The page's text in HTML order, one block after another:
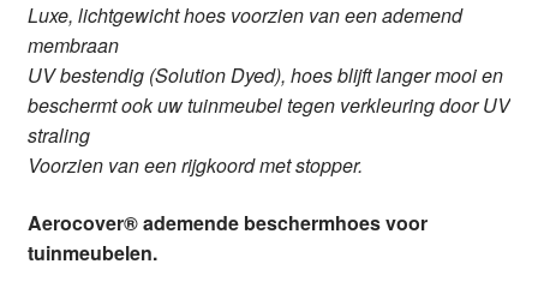
Luxe, lichtgewicht hoes voorzien van een ademend
membraan
UV bestendig (Solution Dyed), hoes blijft langer mooi en
beschermt ook uw tuinmeubel tegen verkleuring door UV
straling
Voorzien van een rijgkoord met stopper.
Aerocover® ademende beschermhoes voor
tuinmeubelen.